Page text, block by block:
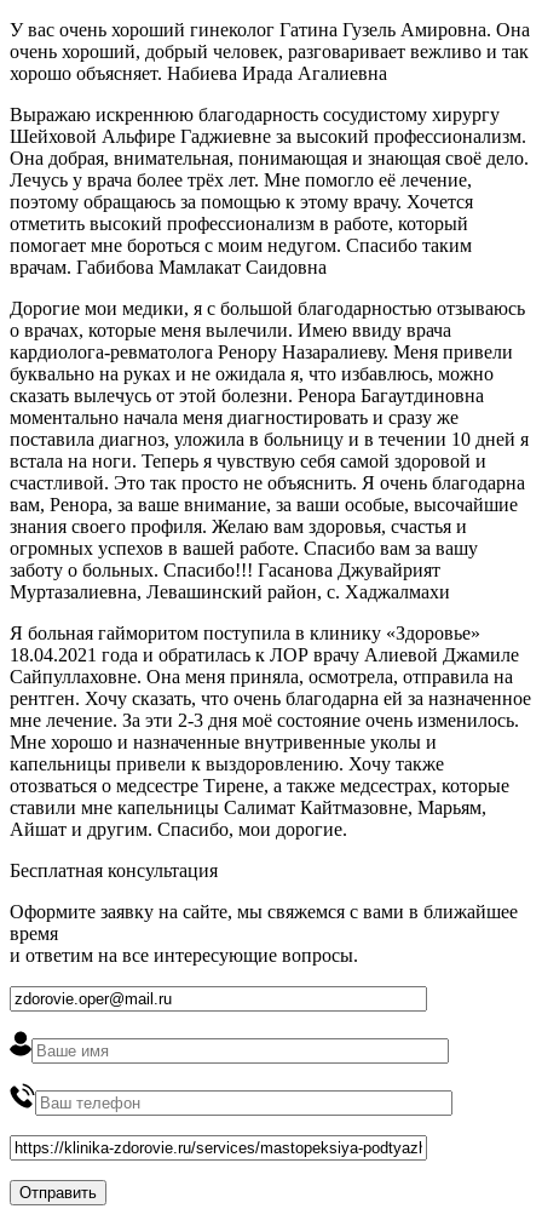
У вас очень хороший гинеколог Гатина Гузель Амировна. Она
очень хороший, добрый человек, разговаривает вежливо и так
хорошо объясняет. Набиева Ирада Агалиевна
Выражаю искреннюю благодарность сосудистому хирургу
Шейховой Альфире Гаджиевне за высокий профессионализм.
Она добрая, внимательная, понимающая и знающая своё дело.
Лечусь у врача более трёх лет. Мне помогло её лечение,
поэтому обращаюсь за помощью к этому врачу. Хочется
отметить высокий профессионализм в работе, который
помогает мне бороться с моим недугом. Спасибо таким
врачам. Габибова Мамлакат Саидовна
Дорогие мои медики, я с большой благодарностью отзываюсь
о врачах, которые меня вылечили. Имею ввиду врача
кардиолога-ревматолога Ренору Назаралиеву. Меня привели
буквально на руках и не ожидала я, что избавлюсь, можно
сказать вылечусь от этой болезни. Ренора Багаутдиновна
моментально начала меня диагностировать и сразу же
поставила диагноз, уложила в больницу и в течении 10 дней я
встала на ноги. Теперь я чувствую себя самой здоровой и
счастливой. Это так просто не объяснить. Я очень благодарна
вам, Ренора, за ваше внимание, за ваши особые, высочайшие
знания своего профиля. Желаю вам здоровья, счастья и
огромных успехов в вашей работе. Спасибо вам за вашу
заботу о больных. Спасибо!!! Гасанова Джувайрият
Муртазалиевна, Левашинский район, с. Хаджалмахи
Я больная гайморитом поступила в клинику «Здоровье»
18.04.2021 года и обратилась к ЛОР врачу Алиевой Джамиле
Сайпуллаховне. Она меня приняла, осмотрела, отправила на
рентген. Хочу сказать, что очень благодарна ей за назначенное
мне лечение. За эти 2-3 дня моё состояние очень изменилось.
Мне хорошо и назначенные внутривенные уколы и
капельницы привели к выздоровлению. Хочу также
отозваться о медсестре Тирене, а также медсестрах, которые
ставили мне капельницы Салимат Кайтмазовне, Марьям,
Айшат и другим. Спасибо, мои дорогие.
Бесплатная консультация
Оформите заявку на сайте, мы свяжемся с вами в ближайшее
время
и ответим на все интересующие вопросы.